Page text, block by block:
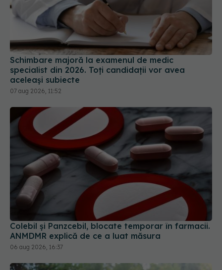
Schimbare majoră la examenul de medic
specialist din 2026. Toți candidații vor avea
aceleași subiecte
07 aug 2026, 11:52
Colebil și Panzcebil, blocate temporar în farmacii.
ANMDMR explică de ce a luat măsura
06 aug 2026, 16:37